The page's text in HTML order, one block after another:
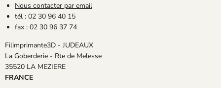
Nous contacter par email
tél : 02 30 96 40 15
fax : 02 30 96 37 74
Filimprimante3D - JUDEAUX
La Goberderie - Rte de Melesse
35520 LA MEZIERE
FRANCE